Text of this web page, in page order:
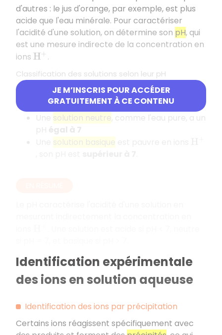
JE M’INSCRIS POUR ACCÉDER
GRATUITEMENT À CE CONTENU
d'autres : le jus d'orange, par exemple, est plus
acide que l'eau minérale. Pour caractériser
l'acidité d'une solution, on détermine son pH, qui
est une mesure indirecte de la concentration en
ions H+ .
Classification des solutions selon leur pH
Unesolution acide est riche en ions
pH estinférieur à 7
Une solution neutre, comme l'eau pure, a un
Identification expérimentale
des ions en solution aqueuse
Identification des ions par précipitation
Certains ions réagissent spécifiquement avec